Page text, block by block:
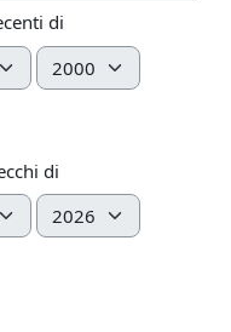
di
Anno
di
Anno